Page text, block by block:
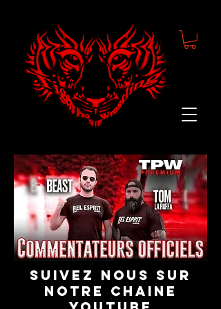
suivez nous sur
notre chaine